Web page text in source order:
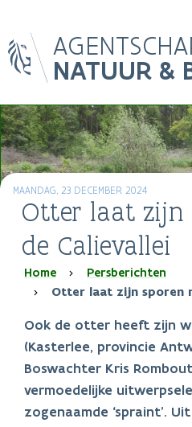
en
naar
gaan
NATUUR &
MAANDAG, 23 DECEMBER 2024
Otter laat zijn
de Calievallei
Kruimelpad
Home
Persberichten
Otter laat zijn sporen
Ook de otter heeft zijn
(Kasterlee, provincie
Boswachter Kris
vermoedelijke
zogenaamde ‘spraint’.